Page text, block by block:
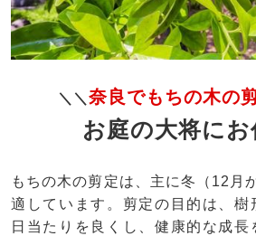
＼＼ 奈良でもちの木の
お庭の大将にお
もちの木の剪定は、主に冬（12月
適しています。剪定の目的は、樹
日当たりを良くし、健康的な成